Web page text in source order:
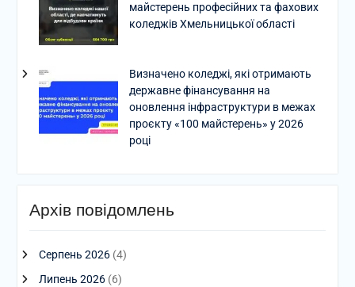
майстерень професійних та фахових
коледжів Хмельницької області
Визначено коледжі, які отримають
державне фінансування на
оновлення інфраструктури в межах
проєкту «100 майстерень» у 2026
році
Архів повідомлень
Серпень 2026(4)
Липень 2026(6)